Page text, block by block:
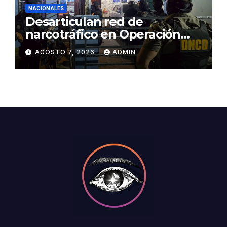
NACIONALES
Desarticulan red de
narcotráfico en Operación
Lgtca
AGOSTO 7, 2026 ADMIN